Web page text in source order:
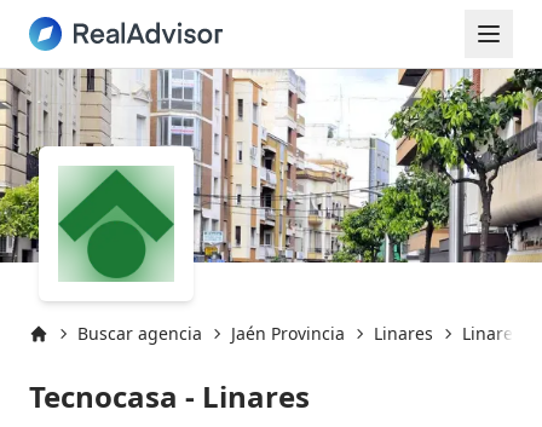
Buscar agencia Jaén Provincia Linares Linares
Tecnocasa - Linares